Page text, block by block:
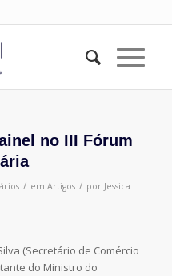
no III Fórum
/ em Artigos / por Jessica
(Secretário de Comércio
do Ministro do